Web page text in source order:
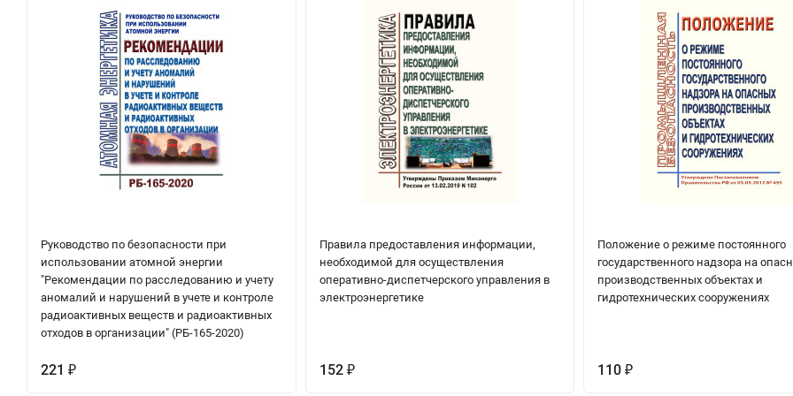
Руководство по безопасности при
использовании атомной энергии
"Рекомендации по расследованию и учету
аномалий и нарушений в учете и контроле
радиоактивных веществ и радиоактивных
отходов в организации" (РБ-165-2020)
221 ₽
Правила предоставления информации,
необходимой для осуществления
оперативно-диспетчерского управления в
электроэнергетике
152 ₽
Положение о режиме постоянного
государственного надзора на
производственных объектах и
гидротехнических сооружениях
110₽